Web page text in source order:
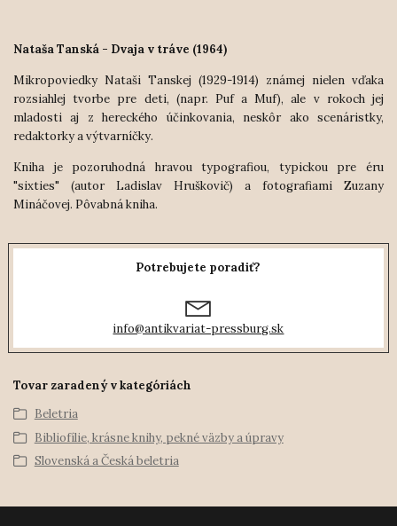
Nataša Tanská - Dvaja v tráve (1964)
Mikropoviedky Nataši Tanskej (1929-1914) známej nielen vďaka
rozsiahlej tvorbe pre deti, (napr. Puf a Muf), ale v rokoch jej
mladosti aj z hereckého účinkovania, neskôr ako scenáristky,
redaktorky a výtvarníčky.
Kniha je pozoruhodná hravou typografiou, typickou pre éru
"sixties" (autor Ladislav Hruškovič) a fotografiami Zuzany
Mináčovej. Pôvabná kniha.
Potrebujete poradiť?
info@antikvariat-pressburg.sk
Tovar zaradený v kategóriách
Beletria
Bibliofílie, krásne knihy, pekné väzby a úpravy
Slovenská a Česká beletria